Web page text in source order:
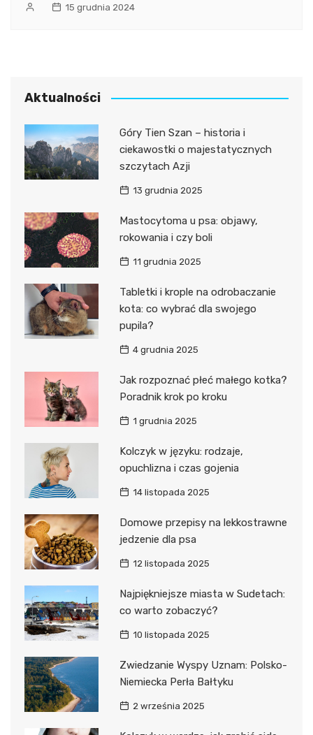
15 grudnia 2024
Aktualności
Góry Tien Szan – historia i
ciekawostki o majestatycznych
szczytach Azji
13 grudnia 2025
Mastocytoma u psa: objawy,
rokowania i czy boli
11 grudnia 2025
Tabletki i krople na odrobaczanie
kota: co wybrać dla swojego
pupila?
4 grudnia 2025
Jak rozpoznać płeć małego kotka?
Poradnik krok po kroku
1 grudnia 2025
Kolczyk w języku: rodzaje,
opuchlizna i czas gojenia
14 listopada 2025
Domowe przepisy na lekkostrawne
jedzenie dla psa
12 listopada 2025
Najpiękniejsze miasta w Sudetach:
co warto zobaczyć?
10 listopada 2025
Zwiedzanie Wyspy Uznam: Polsko-
Niemiecka Perła Bałtyku
2 września 2025